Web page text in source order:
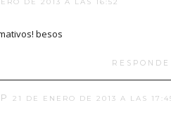
besos
21 DE ENERO DE 2013 A LAS